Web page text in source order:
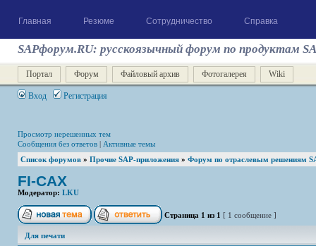
Главная Резюме Сотрудничество Справка
SAPфорум.RU: русскоязычный форум по продуктам
Портал Форум Файловый архив Фотогалерея Wiki
Вход Регистрация
Просмотр нерешенных тем
Сообщения без ответов | Активные темы
Список форумов » Прочие SAP-приложения » Форум по отраслевым решениям
FI-CAX
Модератор: LKU
Страница 1 из 1 [ 1 сообщение ]
Для печати